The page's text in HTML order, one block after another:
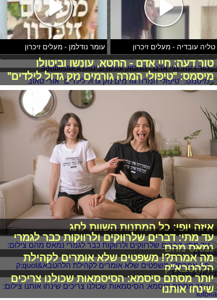
טליה עובדיה - מעלים זיכרון עומר נודלמן - מעלים זיכרון
טור דעה: חיי אדם - החטא, עונשו וביטולו
מיסמס: "טיפולי המרה גורמים נזק גדול לילדים"
איזה יופי: כל המתנות השוות לחג
עד מתי: דברים שלרווקים ולרווקות כבר לגמרי
נמאס מהם
מה אמרת?! משפטים שלא אומרים לקהילת
הלהטבא"ק
יותר מסתם סיסמא: הסיסמאות שכולנו צריכים
שינחו אותנו